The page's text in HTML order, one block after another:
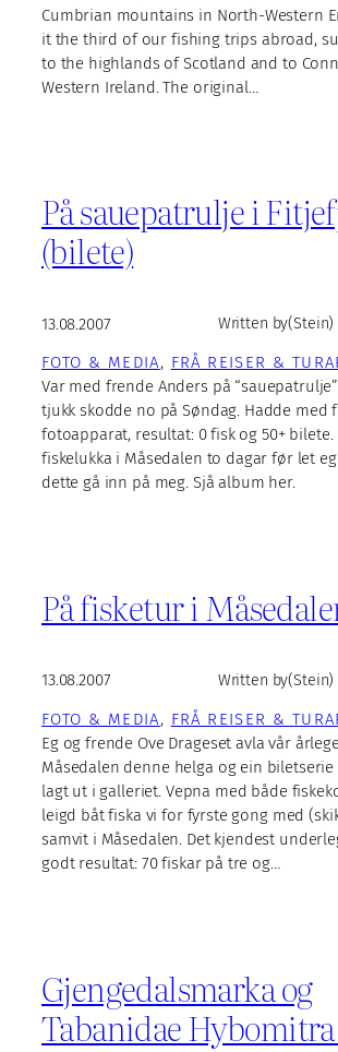
Cumbrian mountains in North-Western
it the third of our fishing trips abroad,
to the highlands of Scotland and to
Western Ireland. The original…
På sauepatrulje i
(bilete)
13.08.2007 Written by(Stein)
FOTO & MEDIA, FRÅ REISER &
Var med frende Anders på
tjukk skodde no på Søndag. Hadde med
fotoapparat, resultat: 0 fisk og 50+ bilete.
fiskelukka i Måsedalen to dagar før let
dette gå inn på meg. Sjå album her.
På fisketur i
13.08.2007 Written by(Stein)
FOTO & MEDIA, FRÅ REISER &
Eg og frende Ove Drageset avla vår
Måsedalen denne helga og ein
lagt ut i galleriet. Vepna med både
leigd båt fiska vi for fyrste gong med
samvit i Måsedalen. Det kjendest
godt resultat: 70 fiskar på tre og…
Gjengedalsmarka og
Tabanidae